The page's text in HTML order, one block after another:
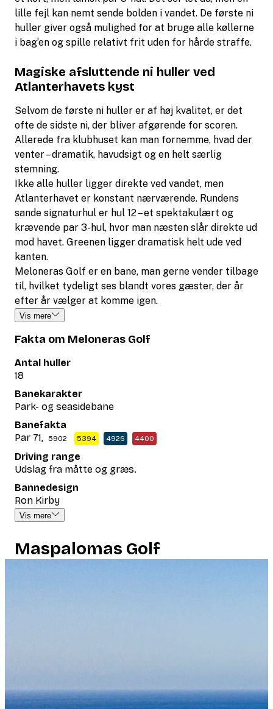
lille fejl kan nemt sende bolden i vandet. De første ni
huller giver også mulighed for at bruge alle køllerne
i bag’en og spille relativt frit uden for hårde straffe.
Magiske afsluttende ni huller ved
Atlanterhavets kyst
Selvom de første ni huller er af høj kvalitet, er det
ofte de sidste ni, der bliver afgørende for scoren.
Allerede fra klubhuset kan man fornemme, hvad der
venter – dramatik, havudsigt og en helt særlig
stemning.
Ikke alle huller ligger direkte ved vandet, men
Atlanterhavet er konstant nærværende. Rundens
sande signaturhul er hul 12 – et spektakulært og
krævende par 3-hul, hvor man næsten slår direkte ud
mod havet. Greenen ligger dramatisk helt ude ved
kanten.
Meloneras Golf er en bane, man gerne vender tilbage
til, hvilket tydeligt ses blandt vores gæster, der år
efter år vælger at komme igen.
Vis mere
Fakta om Meloneras Golf
Antal huller
18
Banekarakter
Park- og seasidebane
Banefakta
Par 71, 5902 5394 4926 4400
Driving range
Udslag fra måtte og græs.
Bannedesign
Ron Kirby
Vis mere
Maspalomas Golf